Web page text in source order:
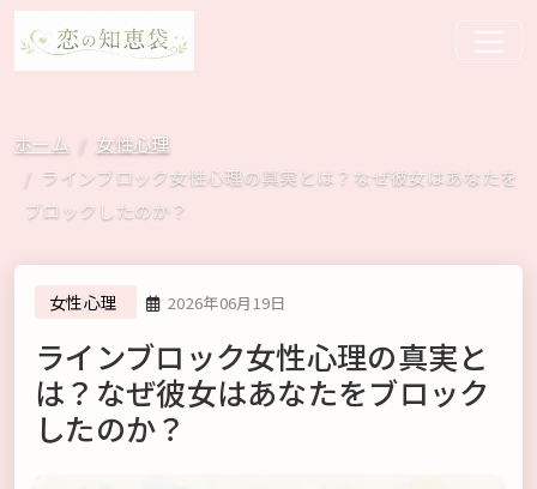
ホーム
女性心理
ラインブロック女性心理の真実とは？なぜ彼女はあなたを
ブロックしたのか？
女性心理 2026年06月19日
ラインブロック女性心理の真実と
は？なぜ彼女はあなたをブロック
したのか？